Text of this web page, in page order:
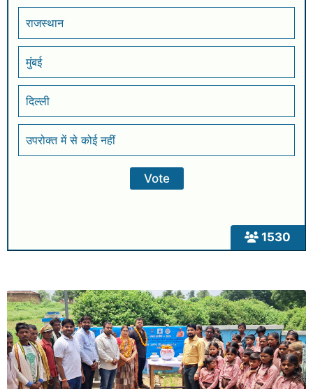
1530
राजस्थान
मुंबई
दिल्ली
उपरोक्त में से कोई नहीं